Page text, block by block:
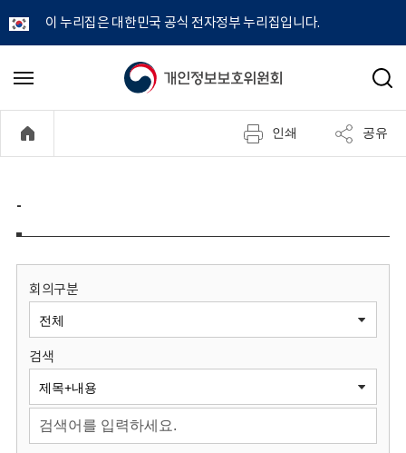
이 누리집은 대한민국 공식 전자정부 누리집입니다.
개
정
보
원
회
메
기
검
인쇄 공유
-
회의구분
검색